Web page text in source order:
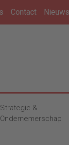
Contact
Strategie &
Ondernemerschap